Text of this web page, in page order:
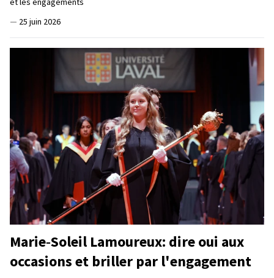
— 25 juin 2026
Marie‑Soleil Lamoureux: dire oui aux
occasions et briller par l'engagement